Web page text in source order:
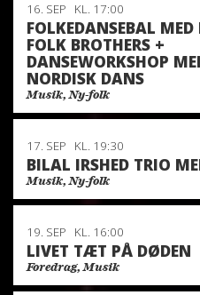
16. SEP KL. 17:00
FOLKEDANSEBAL
FOLK BROTHERS +
DANSEWORKSHOP
NORDISK DANS
Musik, Ny-folk
17. SEP KL. 19:30
BILAL IRSHED TRIO
Musik, Ny-folk
19. SEP KL. 16:00
LIVET TÆT PÅ DØDEN
Foredrag, Musik